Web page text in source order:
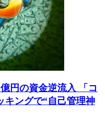
円の資金逆流入 「コ
キングで“自己管理神